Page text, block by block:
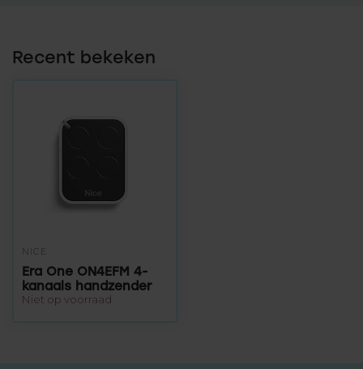
Recent bekeken
NICE
Era One ON4EFM 4-
kanaals handzender
Niet op voorraad